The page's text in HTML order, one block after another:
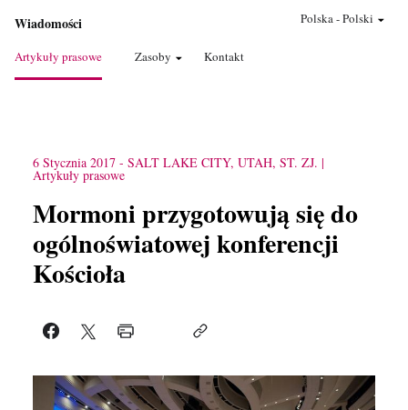
Wiadomości
Artykuły prasowe Zasoby Kontakt
Polska-Polski
6 Stycznia 2017 - SALT LAKE CITY, UTAH, ST. ZJ.
Artykuły prasowe
Mormoni przygotowują się do
ogólnoświatowej konferencji
Kościoła